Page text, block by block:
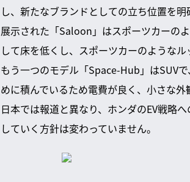
し、新たなブランドとしての立ち位置を明
展示された「Saloon」はスポーツカーの
して床を低くし、スポーツカーのような
もう一つのモデル「Space-Hub」はSUV
めに積んでいるため電費が良く、小さな外
日本では報道と異なり、ホンダのEV戦略
していく方針は変わっていません。